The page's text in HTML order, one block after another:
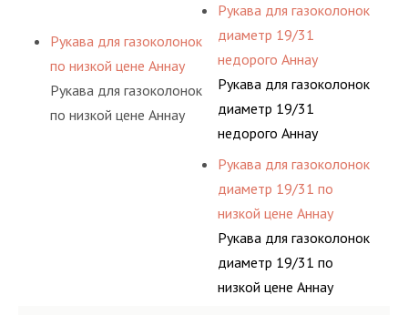
Рукава для газоколонок
по низкой цене Аннау
Рукава для газоколонок
по низкой цене Аннау
Рукава для газоколонок
диаметр 19/31
недорого Аннау
Рукава для газоколонок
диаметр 19/31
недорого Аннау
Рукава для газоколонок
диаметр 19/31 по
низкой цене Аннау
Рукава для газоколонок
диаметр 19/31 по
низкой цене Аннау